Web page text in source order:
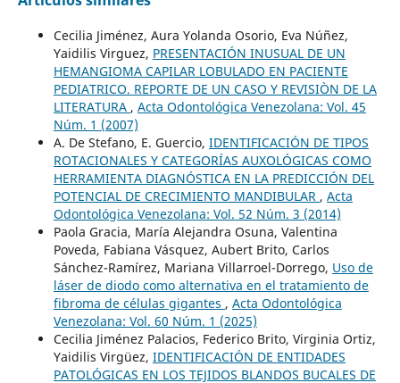
Cecilia Jiménez, Aura Yolanda Osorio, Eva Núñez,
Yaidilis Virguez, PRESENTACIÓN INUSUAL DE UN
HEMANGIOMA CAPILAR LOBULADO EN PACIENTE
PEDIATRICO. REPORTE DE UN CASO Y REVISIÒN DE LA
LITERATURA , Acta Odontológica Venezolana: Vol. 45
Núm. 1 (2007)
A. De Stefano, E. Guercio, IDENTIFICACIÓN DE TIPOS
ROTACIONALES Y CATEGORÍAS AUXOLÓGICAS COMO
HERRAMIENTA DIAGNÓSTICA EN LA PREDICCIÓN DEL
POTENCIAL DE CRECIMIENTO MANDIBULAR , Acta
Odontológica Venezolana: Vol. 52 Núm. 3 (2014)
Paola Gracia, María Alejandra Osuna, Valentina
Poveda, Fabiana Vásquez, Aubert Brito, Carlos
Sánchez-Ramírez, Mariana Villarroel-Dorrego, Uso de
láser de diodo como alternativa en el tratamiento de
fibroma de células gigantes , Acta Odontológica
Venezolana: Vol. 60 Núm. 1 (2025)
Cecilia Jiménez Palacios, Federico Brito, Virginia Ortiz,
Yaidilis Virgüez, IDENTIFICACIÓN DE ENTIDADES
PATOLÓGICAS EN LOS TEJIDOS BLANDOS BUCALES DE